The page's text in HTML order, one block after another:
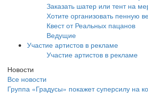
Заказать шатер или тент на
Хотите организовать пенную
Квест от Реальных пацанов
Ведущие
Участие артистов в рекламе
Участие артистов в рекламе
Новости
Все новости
Группа «Градусы» покажет суперсилу на